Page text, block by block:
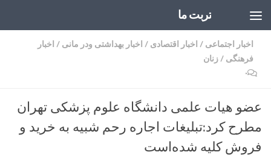
تربت ما
اخبار اجتماعی / اخبار اقتصادی / اخبار بهداشتی ودر مانی / اخبار
فرهنگی /زنان
۰
عضو هیات علمی دانشگاه علوم پزشکی تهران
مطرح کرد:تبلیغات اجاره رحم شبیه به خرید و
فروش کلیه شده‌است